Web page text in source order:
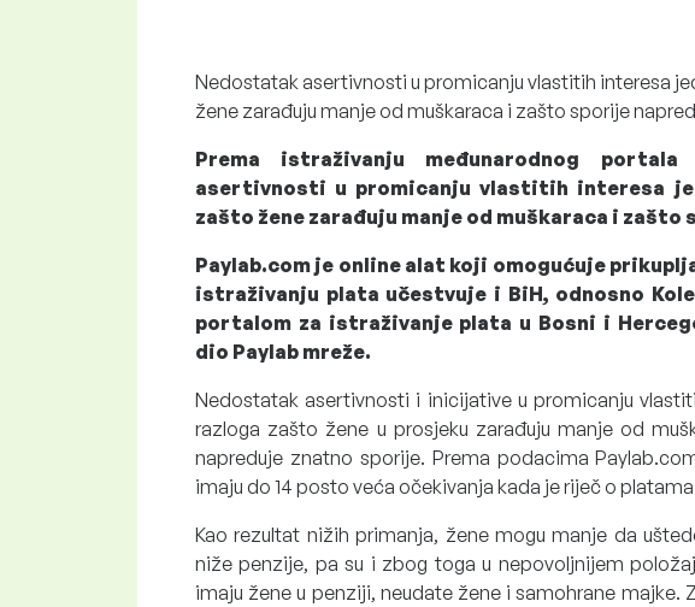
Nedostatak asertivnosti u promicanju vlastitih interesa
žene zarađuju manje od muškaraca i zašto sporije
Prema istraživanju međunarodnog portala
asertivnosti u promicanju vlastitih interesa
zašto žene zarađuju manje od muškaraca i zašto
Paylab.com je online alat koji omogućuje
istraživanju plata učestvuje i BiH, odnosno
portalom za istraživanje plata u Bosni i
dio Paylab mreže.
Nedostatak asertivnosti i inicijative u promicanju
razloga zašto žene u prosjeku zarađuju manje od
napreduje znatno sporije. Prema podacima
imaju do 14 posto veća očekivanja kada je riječ o
Kao rezultat nižih primanja, žene mogu manje da
niže penzije, pa su i zbog toga u nepovoljnijem
imaju žene u penziji, neudate žene i samohrane majke.